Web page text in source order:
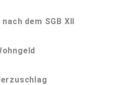
dem SGB XII